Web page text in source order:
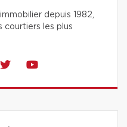
depuis 1982,
courtiers les plus